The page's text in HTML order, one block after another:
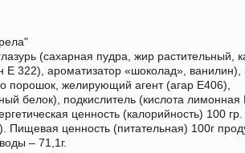
(сахарная пудра, жир растительный,
Е 322), ароматизатор «шоколад», ванилин),
порошок, желирующий агент (агар Е406),
белок), подкислитель (кислота лимонная
ценность (калорийность) 100 гр.
Пищевая ценность (питательная) 100г
– 71,1г.